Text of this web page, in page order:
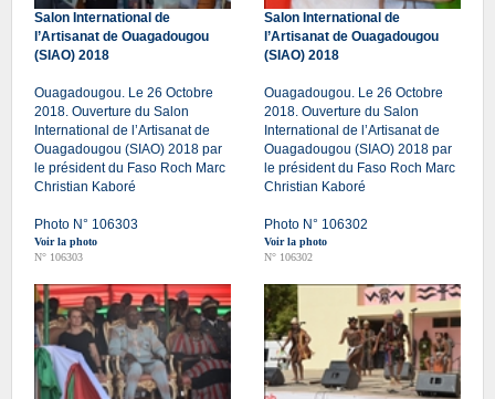
Salon International de
l’Artisanat de Ouagadougou
(SIAO) 2018
Ouagadougou. Le 26 Octobre
2018. Ouverture du Salon
International de l’Artisanat de
Ouagadougou (SIAO) 2018 par
le président du Faso Roch Marc
Christian Kaboré
Photo N° 106303
Voir la photo
N° 106303
Salon International de
l’Artisanat de Ouagadougou
(SIAO) 2018
Ouagadougou. Le 26 Octobre
2018. Ouverture du Salon
International de l’Artisanat de
Ouagadougou (SIAO) 2018 par
le président du Faso Roch Marc
Christian Kaboré
Photo N° 106302
Voir la photo
N° 106302